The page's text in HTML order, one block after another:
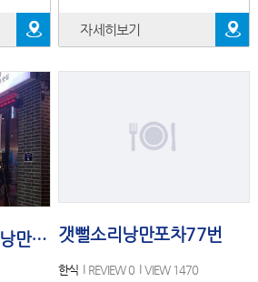
자세히보기
여수낭만포차 32번 낭만도시 갯뻘소리낭만포차77번
한식 REVIEW 0 VIEW 1470